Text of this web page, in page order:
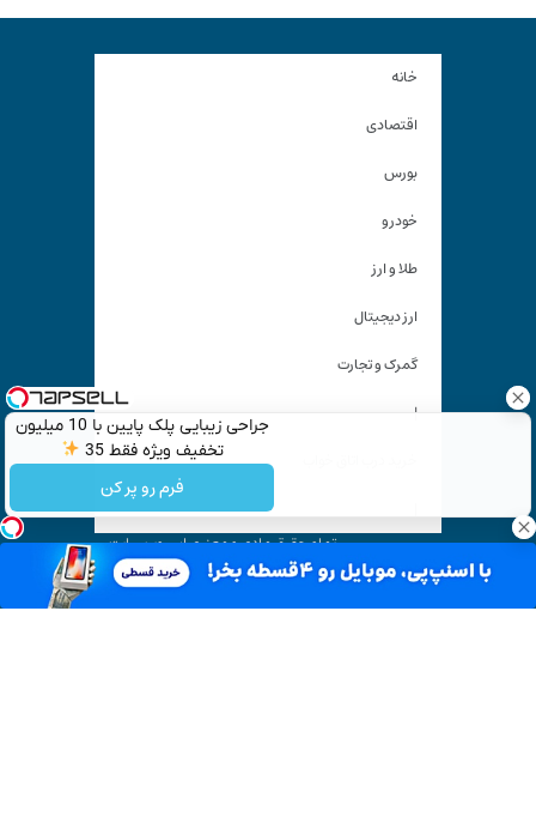
جراحی زیبایی پلک پایین با 10 میلیون
تخفیف ویژه فقط 35
فرم رو پر کن
خانه
اقتصادی
بورس
خودرو
طلا و ارز
ارز دیجیتال
گمرک و تجارت
|
تمام حقوق مادی و معنوی این وب سایت
متعلق به «کیان آنلاین» است و استفاده غیر قانونی از آن پیگرد
قانونی دارد.